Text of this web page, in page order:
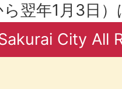
ら翌年1月3日
City All